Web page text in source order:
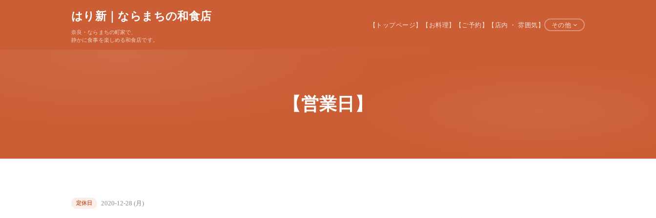
はり新｜ならまちの和食店
奈良・ならまちの町家で、
静かに食事を楽しめる和食店です。
【トップページ】 【お料理】 【ご予約】 【店内 ・ 雰囲気】 その他
【営業日】
定休日 2020-12-28 (月)